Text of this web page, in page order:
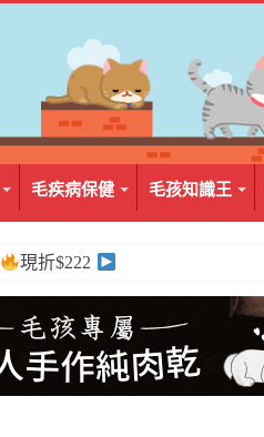
毛疾病保健 毛孩知識王
現折$222
12入組$399